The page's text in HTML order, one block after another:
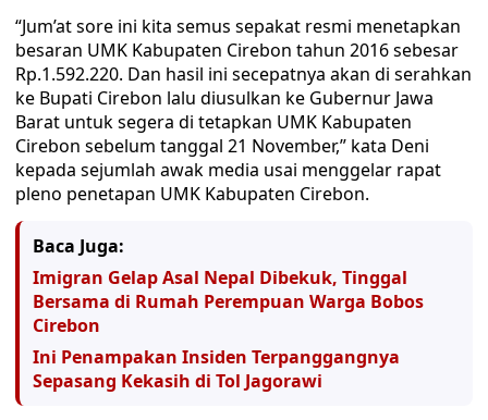
“Jum’at sore ini kita semus sepakat resmi menetapkan
besaran UMK Kabupaten Cirebon tahun 2016 sebesar
Rp.1.592.220. Dan hasil ini secepatnya akan di serahkan
ke Bupati Cirebon lalu diusulkan ke Gubernur Jawa
Barat untuk segera di tetapkan UMK Kabupaten
Cirebon sebelum tanggal 21 November,” kata Deni
kepada sejumlah awak media usai menggelar rapat
pleno penetapan UMK Kabupaten Cirebon.
Baca Juga:
Imigran Gelap Asal Nepal Dibekuk, Tinggal
Bersama di Rumah Perempuan Warga Bobos
Cirebon
Ini Penampakan Insiden Terpanggangnya
Sepasang Kekasih di Tol Jagorawi